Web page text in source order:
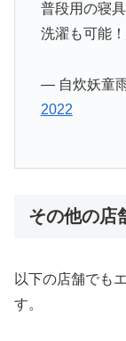
普段用の寝
洗濯も可能！
— 自炊妖童
2022
その他の店
以下の店舗でも
す。